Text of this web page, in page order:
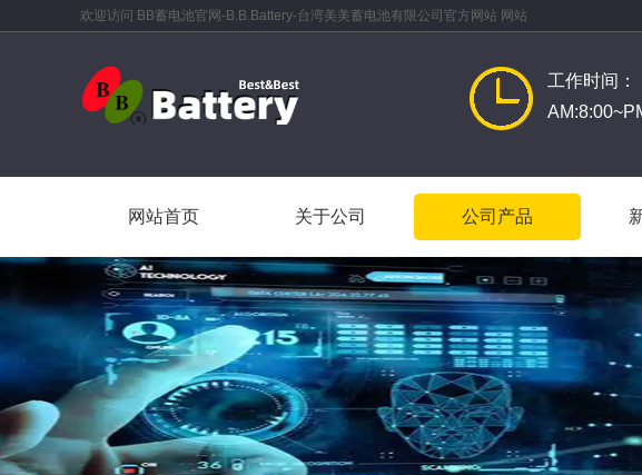
欢迎访问 BB蓄电池官网-B.B.Battery-台湾美美蓄电池有限公司官方网站 网站
工作时间：
网站首页 关于公司 公司产品